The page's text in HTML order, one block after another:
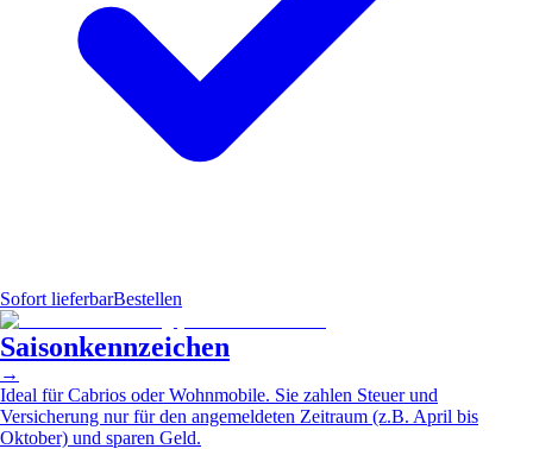
Sofort lieferbarBestellen
Saisonkennzeichen
→
Ideal für Cabrios oder Wohnmobile. Sie zahlen Steuer und
Versicherung nur für den angemeldeten Zeitraum (z.B. April bis
Oktober) und sparen Geld.